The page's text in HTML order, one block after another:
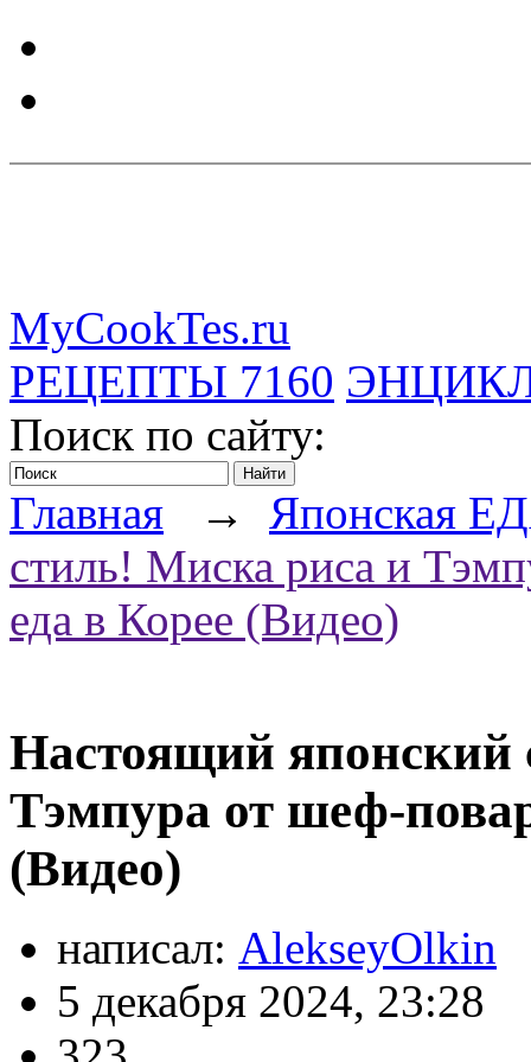
MyCookTes.ru
РЕЦЕПТЫ 7160
Поиск по сайту:
Главная → Японская
стиль! Миска риса и
еда в Корее (Видео)
Настоящий японский
Тэмпура от шеф-
(Видео)
написал: AlekseyOlkin
5 декабря 2024, 23:28